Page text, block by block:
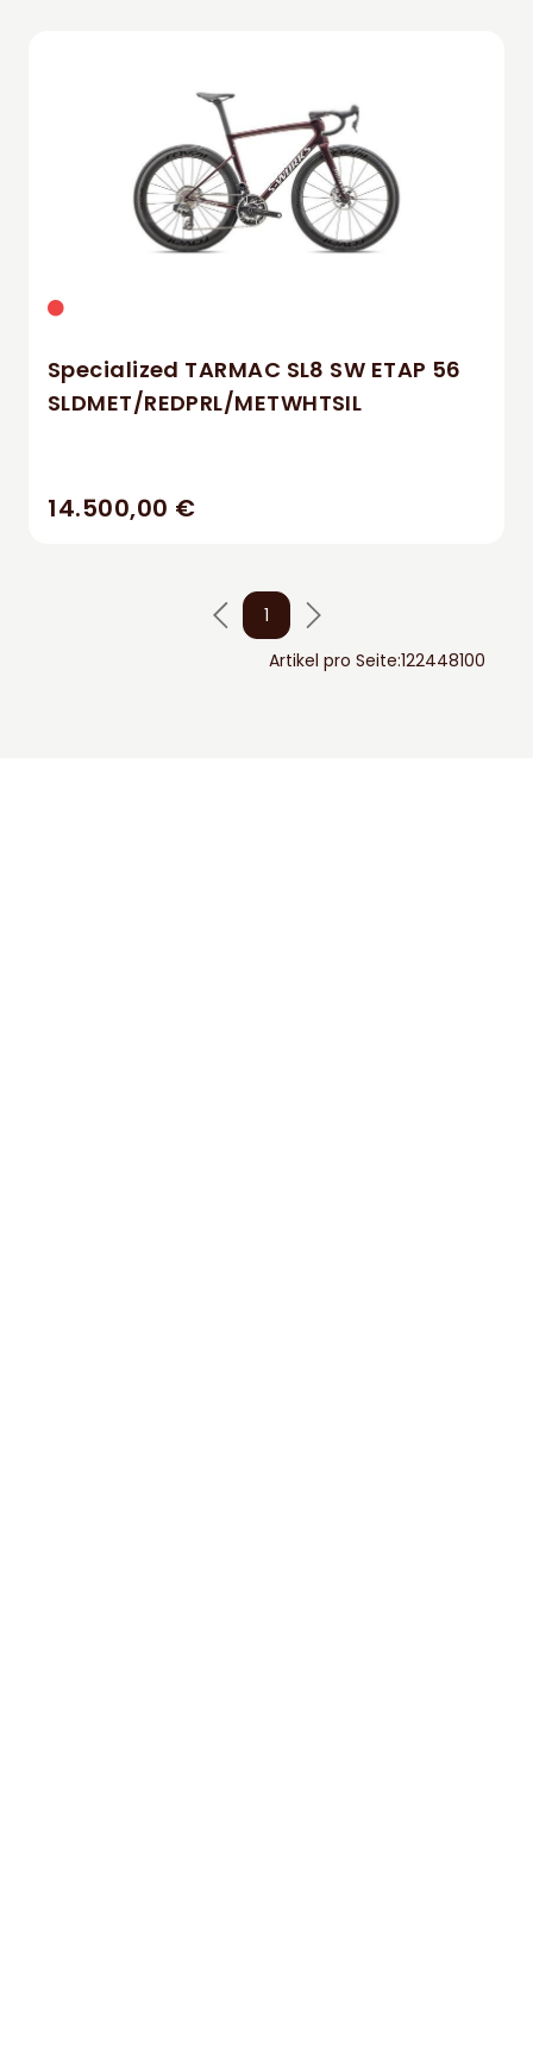
Specialized TARMAC SL8 SW ETAP 56
SLDMET/REDPRL/METWHTSIL
14.500,00 €
1
Artikel pro Seite:122448100